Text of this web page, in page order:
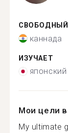
СВОБОДНЫЙ
каннада
ИЗУЧАЕТ
японский
Мои цели в
My ultimate